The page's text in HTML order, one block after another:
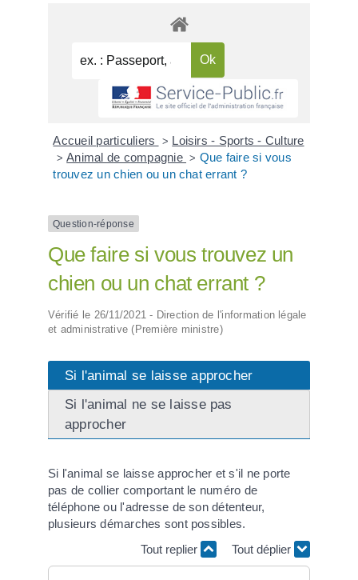
Accueil particuliers > Loisirs - Sports - Culture
> Animal de compagnie > Que faire si vous
trouvez un chien ou un chat errant ?
Question-réponse
Que faire si vous trouvez un
chien ou un chat errant ?
Vérifié le 26/11/2021 - Direction de l'information légale
et administrative (Première ministre)
Si l'animal se laisse approcher
Si l'animal ne se laisse pas
approcher
Si l'animal se laisse approcher et s'il ne porte
pas de collier comportant le numéro de
téléphone ou l'adresse de son détenteur,
plusieurs démarches sont possibles.
Tout replier
Tout déplier